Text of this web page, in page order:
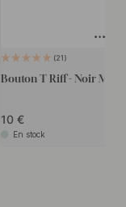
21
Bouton T Riff - Noir Mat
10
En stock